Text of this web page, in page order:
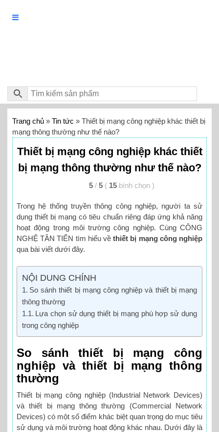
Trang chủ » Tin tức » Thiết bị mạng công nghiệp khác thiết bị
mạng thông thường như thế nào?
Thiết bị mạng công nghiệp khác thiết
bị mạng thông thường như thế nào?
5 / 5 ( 15 bình chọn )
Trong hệ thống truyền thông công nghiệp, người ta sử
dụng thiết bị mạng có tiêu chuẩn riêng đáp ứng khả năng
hoạt động trong môi trường công nghiệp. Cùng CÔNG
NGHỆ TÂN TIẾN tìm hiểu vềthiết bị mạng công nghiệp
qua bài viết dưới đây.
NỘI DUNG CHÍNH
So sánh thiết bị mạng công nghiệp và thiết bị mạng
thông thường
Lựa chọn sử dụng thiết bị mạng phù hợp sử dụng
trong công nghiệp
So sánh thiết bị mạng công
nghiệp và thiết bị mạng thông
thường
Thiết bị mạng công nghiệp (Industrial Network Devices)
và thiết bị mạng thông thường (Commercial Network
Devices) có một số điểm khác biệt quan trọng do mục tiêu
sử dụng và môi trường hoạt động khác nhau. Dưới đây là